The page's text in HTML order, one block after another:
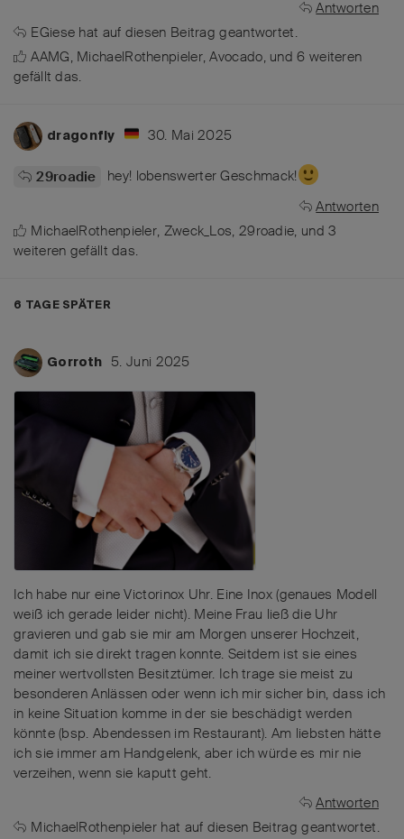
Antworten
EGiese hat auf diesen Beitrag geantwortet.
AAMG, MichaelRothenpieler,Avocado, und6 weiteren
gefällt das.
dragonfly 30. Mai 2025
29roadie
hey! lobenswerter Geschmack!
Antworten
MichaelRothenpieler, Zweck_Los, 29roadie, und3
weiteren gefällt das.
6 TAGESPÄTER
Gorroth 5. Juni 2025
Ich habe nur eine Victorinox Uhr. Eine Inox (genaues Modell
weiß ich gerade leider nicht). Meine Frau ließ die Uhr
gravieren und gab sie mir am Morgen unserer Hochzeit,
damit ich sie direkt tragen konnte. Seitdem ist sie eines
meiner wertvollsten Besitztümer. Ich trage sie meist zu
besonderen Anlässen oder wenn ich mir sicher bin, dass ich
in keine Situation komme in der sie beschädigt werden
könnte (bsp. Abendessen im Restaurant). Am liebsten hätte
ich sie immer am Handgelenk, aber ich würde es mir nie
verzeihen, wenn sie kaputt geht.
Antworten
MichaelRothenpieler hat auf diesen Beitrag geantwortet.